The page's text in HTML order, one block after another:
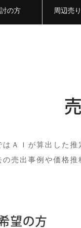
の方 周辺売
はＡＩが算出した
の売出事例や価格
望の方